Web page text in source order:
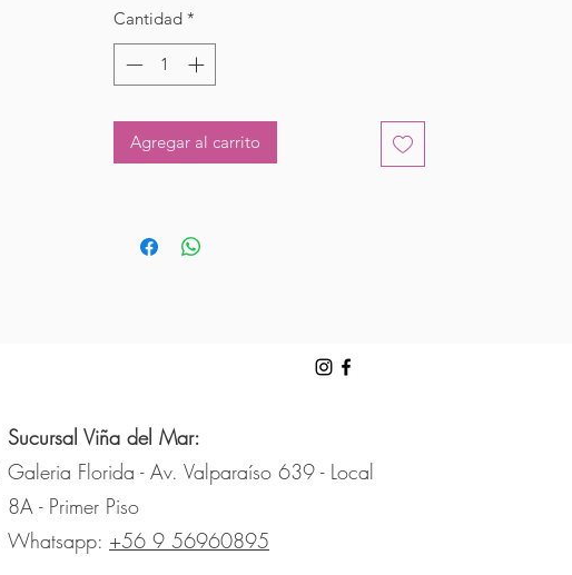
Cantidad *
Agregar al carrito
Sucursal Viña del Mar:
Galeria Florida - Av. Valparaíso 639 - Local
8A - Primer Piso
Whatsapp: +56 9 56960895